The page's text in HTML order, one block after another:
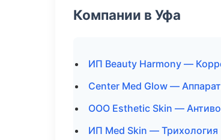
Компании в Уфа
ИП Beauty Harmony —
Center Med Glow —
ООО Esthetic Skin —
ИП Med Skin — Трихология